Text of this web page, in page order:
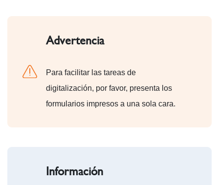
Advertencia
Para facilitar las tareas de
digitalización, por favor, presenta los
formularios impresos a una sola cara.
Información